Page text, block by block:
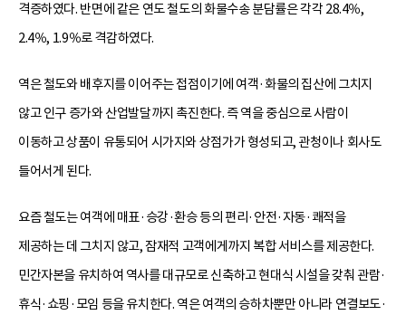
격증하였다. 반면에 같은 연도 철도의 화물수송 분담률은 각각 28.4％,
2.4％, 1.9％로 격감하였다.
역은 철도와 배후지를 이어주는 접점이기에 여객·화물의 집산에 그치지
않고 인구 증가와 산업발달까지 촉진한다. 즉 역을 중심으로 사람이
이동하고 상품이 유통되어 시가지와 상점가가 형성되고, 관청이나 회사도
들어서게 된다.
요즘 철도는 여객에 매표·승강·환승 등의 편리·안전·자동·쾌적을
제공하는 데 그치지 않고, 잠재적 고객에게까지 복합 서비스를 제공한다.
민간자본을 유치하여 역사를 대규모로 신축하고 현대식 시설을 갖춰 관람·
휴식·쇼핑·모임 등을 유치한다. 역은 여객의 승하차뿐만 아니라 연결보도·